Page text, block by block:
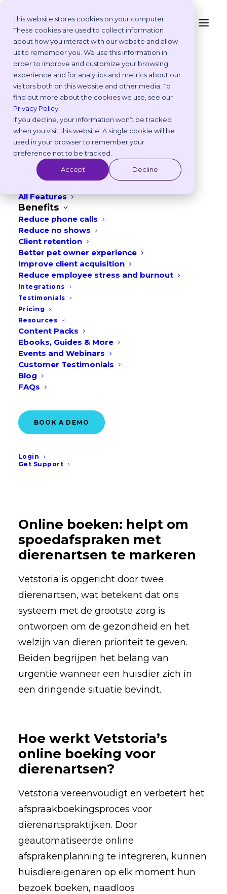
This website stores cookies on your computer.
These cookies are used to collect information
about how you interact with our website and allow
us to remember you. We use this information in
order to improve and customize your browsing
experience and for analytics and metrics about our
visitors both on this website and other media. To
find out more about the cookies we use, see our
Privacy Policy
If you decline, your information won’t be tracked
when you visit this website. A single cookie will be
used in your browser to remember your
preference not to be tracked.
Accept Decline
Platform
Why Vetstoria?
Take an Online Tour
Customisations
ROI Calculator
Online Booking Myths
Vetstoria vs Others
Try it Yourself
Features
Appointment Scheduling
Websites
Payments
All Features
Benefits
Reduce phone calls
Reduce no shows
Client retention
Better pet owner experience
Improve client acquisition
Reduce employee stress and burnout
Integrations
Testimonials
Pricing
Resources
Content Packs
Ebooks, Guides & More
Events and Webinars
Customer Testimonials
Blog
FAQs
BOOK A DEMO
Login
Get Support
Hoe online reserveren
voor
diergeneeskundige
noodgevallen te
gebruiken
NOVEMBER 27, 2024 | INDUTCH,PRODUCT
CUSTOMER SERVICE
min read
Online boeken kan helpen bij
diergeneeskundige noodgevallen! Op het
gebied van dierenwelzijn kunnen
onverwachte crises zich op elk moment
de fijne kneepjes van hoe een online
boekingsplatform zoals
van potentiële noodgevallen bij
Online boeken: helpt om
spoedafspraken met
dierenartsen te markeren
Vetstoria is opgericht door twee
dierenartsen, wat betekent dat ons
systeem met de grootste zorg is
ontworpen om de gezondheid en het
welzijn van dieren prioriteit te geven.
Beiden begrijpen het belang van
urgentie wanneer een huisdier zich in
een dringende situatie bevindt.
Hoe werkt Vetstoria’s
online boeking voor
dierenartsen?
Vetstoria vereenvoudigt en verbetert het
afspraakboekingsproces voor
dierenartspraktijken. Door
geautomatiseerde online
afsprakenplanning te integreren, kunnen
huisdiereigenaren op elk moment hun
bezoek boeken, naadloos